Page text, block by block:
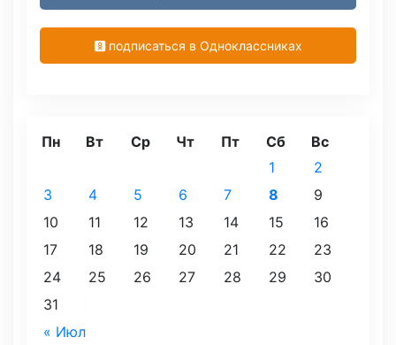
подписаться в Одноклассниках
Пн Вт Ср Чт Пт Сб Вс
« Июл
1
2
3
4 5 6 7 8
9
10
11 12 13 14 15
16
17
18 19 20 21 22
23
24
25 26 27 28 29
30
31